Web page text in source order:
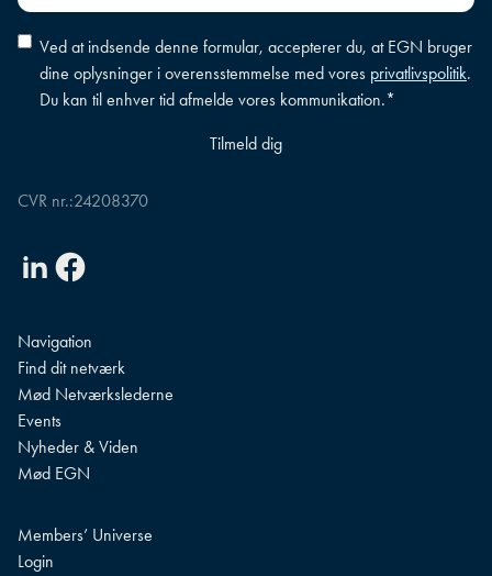
Accepter
betingelser*
Ved at indsende denne formular, accepterer du, at EGN bruger
dine oplysninger i overensstemmelse med vores privatlivspolitik.
Du kan til enhver tid afmelde vores kommunikation.*
CVR nr.:24208370
LinkedinFacebook
Navigation
Find dit netværk
Mød Netværkslederne
Events
Nyheder & Viden
Mød EGN
Members’ Universe
Login